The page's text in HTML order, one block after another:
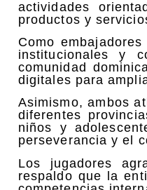
actividades
productos y
Como
institucionales y
comunidad
digitales para
Asimismo, ambos
diferentes
niños y
perseverancia y el
Los jugadores
respaldo que la